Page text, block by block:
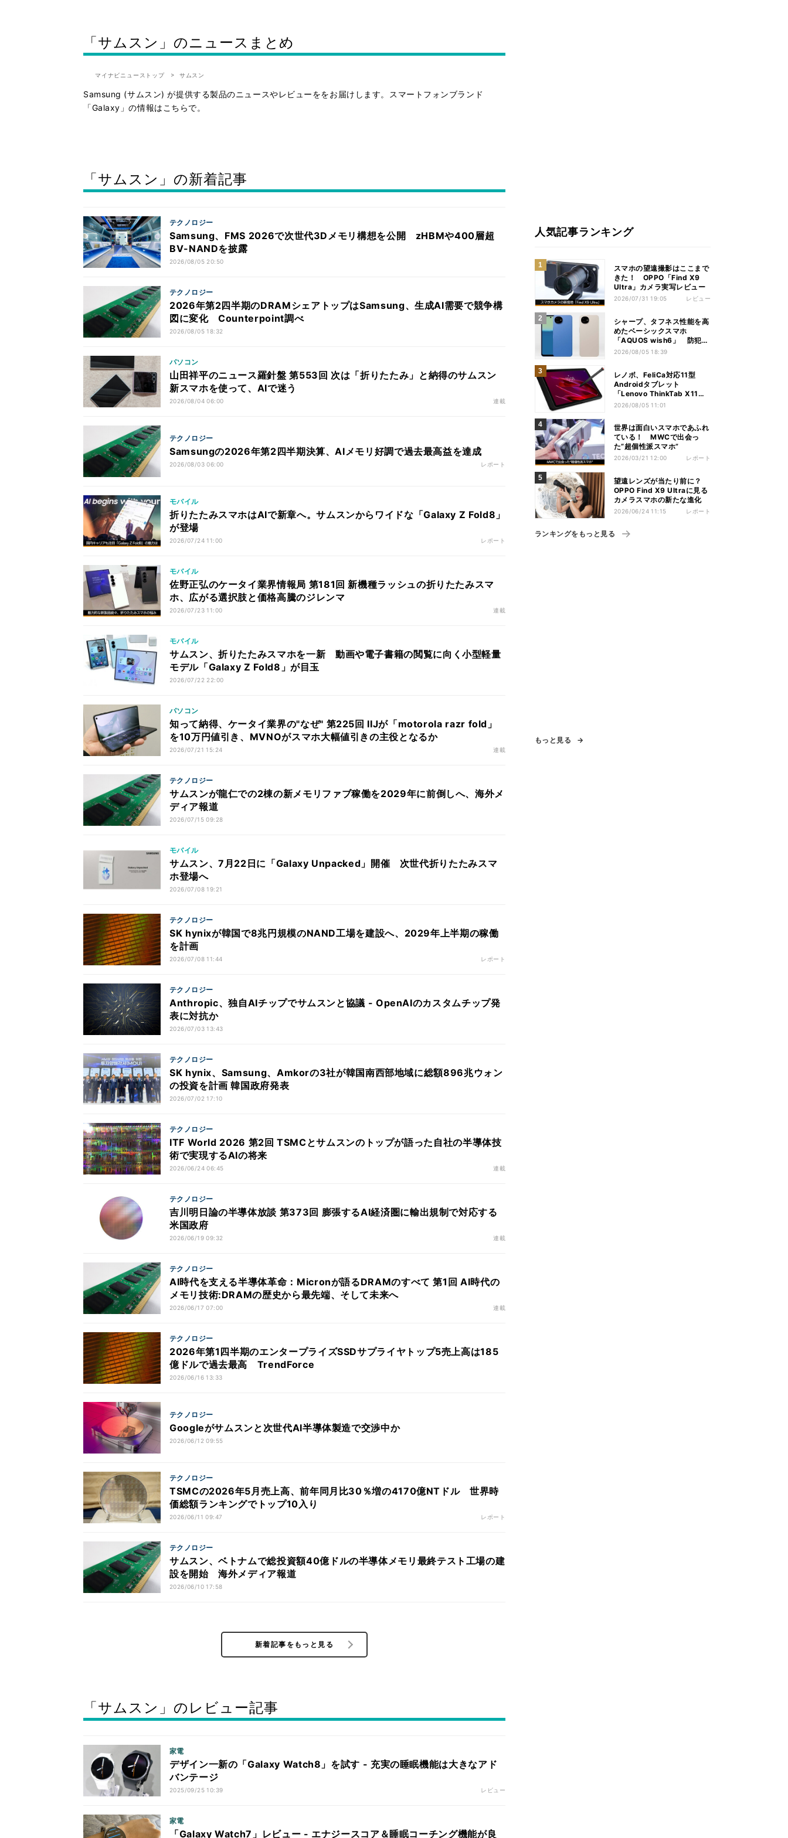
「サムスン」のニュースまとめ
マイナビニューストップ サムスン
Samsung (サムスン) が提供する製品のニュースやレビューををお届けします。スマートフォンブランド
「Galaxy」の情報はこちらで。
「サムスン」の新着記事
テクノロジー
Samsung、FMS 2026で次世代3Dメモリ構想を公開 zHBMや400層超
BV-NANDを披露
2026/08/05 20:50
テクノロジー
2026年第2四半期のDRAMシェアトップはSamsung、生成AI需要で競争構
図に変化 Counterpoint調べ
2026/08/05 18:32
パソコン
山田祥平のニュース羅針盤 第553回 次は「折りたたみ」と納得のサムスン
新スマホを使って、AIで迷う
2026/08/04 06:00 連載
テクノロジー
Samsungの2026年第2四半期決算、AIメモリ好調で過去最高益を達成
2026/08/03 06:00 レポート
モバイル
折りたたみスマホはAIで新章へ。サムスンからワイドな「Galaxy Z Fold8」
が登場
2026/07/24 11:00 レポート
モバイル
佐野正弘のケータイ業界情報局 第181回 新機種ラッシュの折りたたみスマ
ホ、広がる選択肢と価格高騰のジレンマ
2026/07/23 11:00 連載
モバイル
サムスン、折りたたみスマホを一新 動画や電子書籍の閲覧に向く小型軽量
モデル「Galaxy Z Fold8」が目玉
2026/07/22 22:00
パソコン
知って納得、ケータイ業界の"なぜ" 第225回 IIJが「motorola razr fold」
を10万円値引き、MVNOがスマホ大幅値引きの主役となるか
2026/07/21 15:24 連載
テクノロジー
サムスンが龍仁での2棟の新メモリファブ稼働を2029年に前倒しへ、海外メ
ディア報道
2026/07/15 09:28
モバイル
サムスン、7月22日に「Galaxy Unpacked」開催 次世代折りたたみスマ
ホ登場へ
2026/07/08 19:21
テクノロジー
SK hynixが韓国で8兆円規模のNAND工場を建設へ、2029年上半期の稼働
を計画
2026/07/08 11:44 レポート
テクノロジー
Anthropic、独自AIチップでサムスンと協議 - OpenAIのカスタムチップ発
表に対抗か
2026/07/03 13:43
テクノロジー
SK hynix、Samsung、Amkorの3社が韓国南西部地域に総額896兆ウォン
の投資を計画 韓国政府発表
2026/07/02 17:10
テクノロジー
ITF World 2026 第2回 TSMCとサムスンのトップが語った自社の半導体技
術で実現するAIの将来
2026/06/24 06:45 連載
テクノロジー
吉川明日論の半導体放談 第373回 膨張するAI経済圏に輸出規制で対応する
米国政府
2026/06/19 09:32 連載
テクノロジー
AI時代を支える半導体革命：Micronが語るDRAMのすべて 第1回 AI時代の
メモリ技術:DRAMの歴史から最先端、そして未来へ
2026/06/17 07:00 連載
テクノロジー
2026年第1四半期のエンタープライズSSDサプライヤトップ5売上高は185
億ドルで過去最高 TrendForce
2026/06/16 13:33
テクノロジー
Googleがサムスンと次世代AI半導体製造で交渉中か
2026/06/12 09:55
テクノロジー
TSMCの2026年5月売上高、前年同月比30％増の4170億NTドル 世界時
価総額ランキングでトップ10入り
2026/06/11 09:47 レポート
テクノロジー
サムスン、ベトナムで総投資額40億ドルの半導体メモリ最終テスト工場の建
設を開始 海外メディア報道
2026/06/10 17:58
新着記事をもっと見る
「サムスン」のレビュー記事
家電
デザイン一新の「Galaxy Watch8」を試す - 充実の睡眠機能は大きなアド
バンテージ
2025/09/25 10:39 レビュー
家電
「Galaxy Watch7」レビュー - エナジースコア＆睡眠コーチング機能が良
人気記事ランキング
スマホの望遠撮影はここまで
きた！ OPPO「Find X9
Ultra」カメラ実写レビュー
2026/07/31 19:05 レビュー
シャープ、タフネス性能を高
めたベーシックスマホ
「AQUOS wish6」 防犯性
能も充実
2026/08/05 18:39
レノボ、FeliCa対応11型
Androidタブレット
「Lenovo ThinkTab X11
Gen 1」
2026/08/05 11:01
世界は面白いスマホであふれ
ている！ MWCで出会っ
た“超個性派スマホ”
2026/03/21 12:00 レポート
望遠レンズが当たり前に？
OPPO Find X9 Ultraに見る
カメラスマホの新たな進化
2026/06/24 11:15 レポート
ランキングをもっと見る
もっと見る